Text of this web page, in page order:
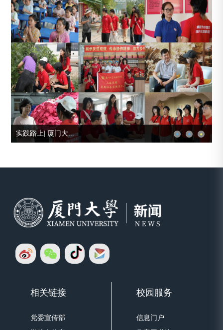
实践路上| 厦门大...
相关链接
党委宣传部
校园服务
信息门户